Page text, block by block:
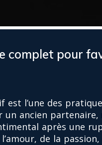
complet pour
l’une des
ancien
après une
de la